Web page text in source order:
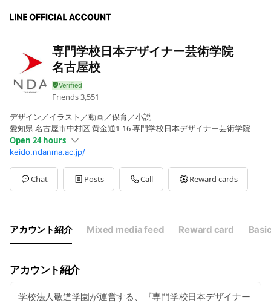
専門学校日本デザイナー芸術学院
名古屋校
Friends3,551
デザイン／イラスト／動画／保育／小説
愛知県 名古屋市中村区 黄金通1-16 専門学校日本デザイナー芸術学院
Open 24 hours
Sun00:00 - 00:00
Mon00:00 - 00:00
Tue00:00 - 00:00
Wed00:00 - 00:00
00:00 - 00:00
keido.ndanma.ac.jp/
Chat Posts Call Reward cards
アカウント紹介 Mixed media feed Reward card
アカウント紹介
学校法人敬道学園が運営する、『専門学校日本デザイナー